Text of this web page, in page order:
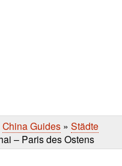
China Guides »Städte
– Paris des Ostens